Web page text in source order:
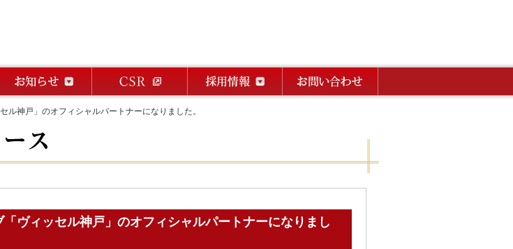
神戸」のオフィシャルパートナーになりました。
ヴィッセル神戸」のオフィシャルパートナーになりまし